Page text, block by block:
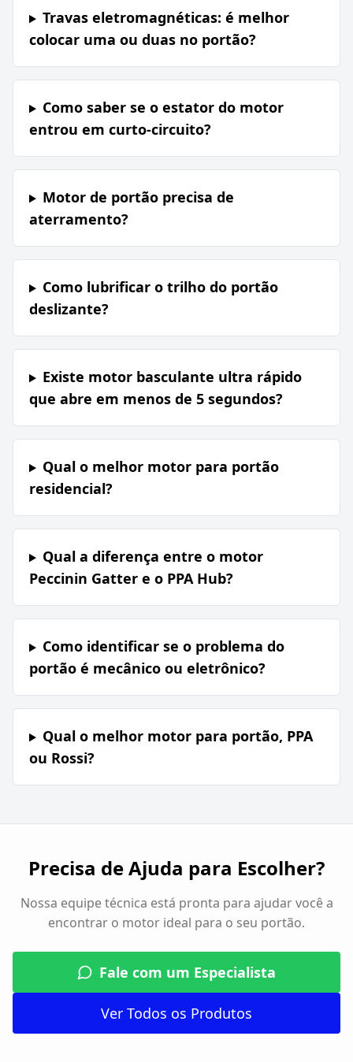
Travas eletromagnéticas: é melhor
colocar uma ou duas no portão?
Como saber se o estator do motor
entrou em curto-circuito?
Motor de portão precisa de
aterramento?
Como lubrificar o trilho do portão
deslizante?
Existe motor basculante ultra rápido
que abre em menos de 5 segundos?
Qual o melhor motor para portão
residencial?
Qual a diferença entre o motor
Peccinin Gatter e o PPA Hub?
Como identificar se o problema do
portão é mecânico ou eletrônico?
Qual o melhor motor para portão, PPA
ou Rossi?
Precisa de Ajuda para Escolher?
Nossa equipe técnica está pronta para ajudar você a
encontrar o motor ideal para o seu portão.
Fale com um Especialista
Ver Todos os Produtos